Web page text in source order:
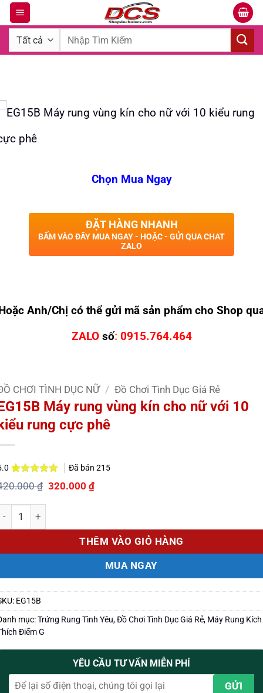
Bỏ
qua
dung
Tìm
Chọn Mua Ngay
ĐẶT HÀNG NHANH
BẤM VÀO ĐÂY MUA NGAY - HOẶC - GỬI QUA CHAT
ZALO
Anh/Chị có thể gửi mã sản phẩm cho Shop
ZALO số: 0915.764.464
CHƠI TÌNH DỤC NỮ / Đồ Chơi Tình Dục Giá Rẻ
Máy rung vùng kín cho nữ với 10
rung cực phê
5.0trên 5
dựa trên
2
Đã bán 215
₫ Giá
320.000₫Giá
lượng
THÊM VÀO GIỎ HÀNG
MUA NGAY
EG15B
mục:Trứng Rung Tình Yêu,Đồ Chơi Tình Dục Giá Rẻ, Máy Rung Kích
Điểm G
YÊU CẦU TƯ VẤN MIỄN PHÍ